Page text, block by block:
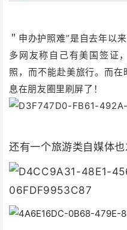
＂申办护照难”是自去年以
多网友称自己有美国签证
照，而不能赴美旅行。而
息在朋友圈里刷屏了！
还有一个旅游类自媒体也